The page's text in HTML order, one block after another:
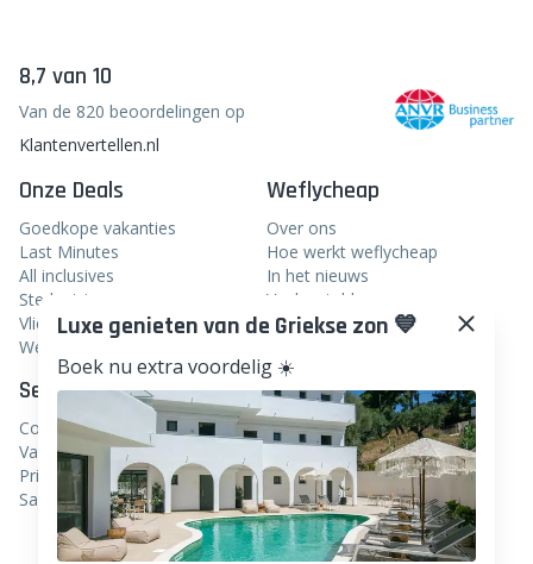
8,7 van 10
Van de 820 beoordelingen op
Goedkope vakanties
Last Minutes
All inclusives
Stedentrips
Vliegtickets
Weekendje weg
Weflycheap
Over ons
Hoe werkt weflycheap
In het nieuws
Veelgestelde vragen
Contact
Vacatures
Privacy
Samenwerken
Volg ons
Facebook
Instagram
Linkedin
Luxe genieten van de Griekse zon 💙
Boek nu extra voordelig ☀️